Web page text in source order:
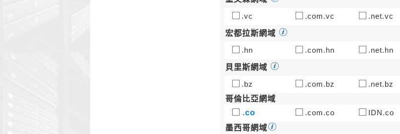
.vc
.com.vc .net.vc
宏都拉斯網域
.hn
.com.hn .net.hn
貝里斯網域
.bz
.com.bz .net.bz
哥倫比亞網域
.co
.com.co
IDN.co
墨西哥網域